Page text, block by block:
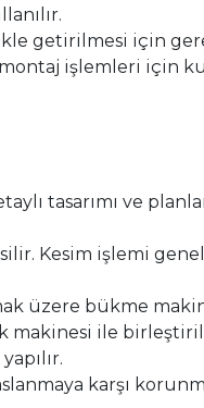
getirilmesi için
işlemleri için
tasarımı ve
Kesim işlemi
üzere bükme
ile
karşı